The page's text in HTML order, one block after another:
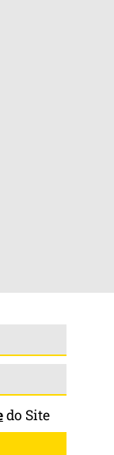
do Site